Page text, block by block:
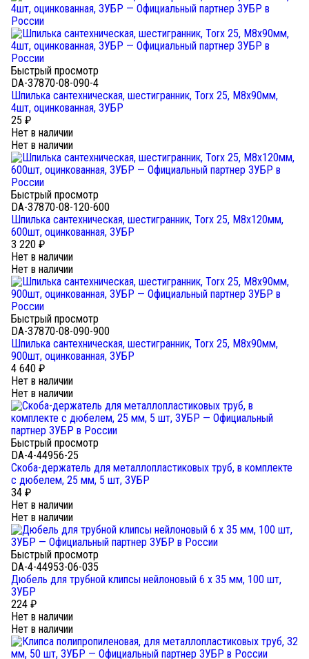
Быстрый просмотр
DA-37870-08-090-4
Шпилька сантехническая, шестигранник, Torx 25, М8x90мм,
4шт, оцинкованная, ЗУБР
25 ₽
Нет в наличии
Нет в наличии
Быстрый просмотр
DA-37870-08-120-600
Шпилька сантехническая, шестигранник, Torx 25, М8x120мм,
600шт, оцинкованная, ЗУБР
3 220 ₽
Нет в наличии
Нет в наличии
Быстрый просмотр
DA-37870-08-090-900
Шпилька сантехническая, шестигранник, Torx 25, М8x90мм,
900шт, оцинкованная, ЗУБР
4 640 ₽
Нет в наличии
Нет в наличии
Быстрый просмотр
DA-4-44956-25
Скоба-держатель для металлопластиковых труб, в комплекте
с дюбелем, 25 мм, 5 шт, ЗУБР
34 ₽
Нет в наличии
Нет в наличии
Быстрый просмотр
DA-4-44953-06-035
Дюбель для трубной клипсы нейлоновый 6 х 35 мм, 100 шт,
ЗУБР
224 ₽
Нет в наличии
Нет в наличии